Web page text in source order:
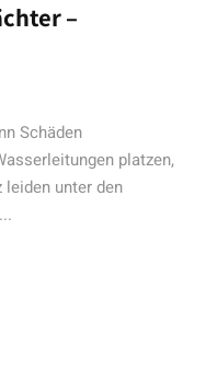
–
Schäden
platzen,
leiden unter den